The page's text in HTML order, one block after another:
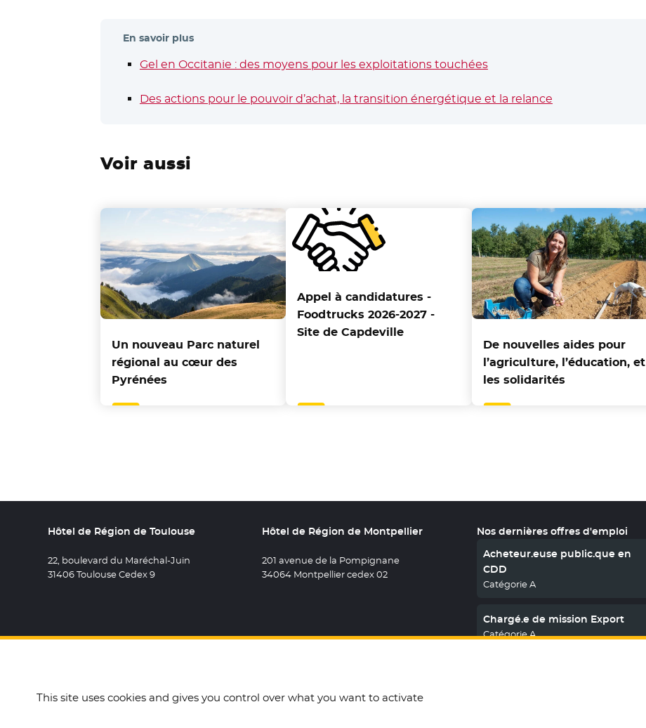
En savoir plus
Gel en Occitanie : des moyens pour les exploitations touchées
Des actions pour le pouvoir d’achat, la transition énergétique et la relance
Voir aussi
Un nouveau Parc naturel
régional au cœur des
Pyrénées
Appel à candidatures -
Foodtrucks 2026-2027 -
Site de Capdeville
De nouvelles aides pour
l’agriculture, l’éducation, et
les solidarités
Hôtel de Région de Toulouse
22, boulevard du Maréchal-Juin
31406 Toulouse Cedex 9
Hôtel de Région de Montpellier
201 avenue de la Pompignane
34064 Montpellier cedex 02
Nos dernières offres d'emploi
Acheteur.euse public.que en
CDD
Catégorie A
Chargé.e de mission Export
Catégorie A
This site uses cookies and gives you control over what you want to activate